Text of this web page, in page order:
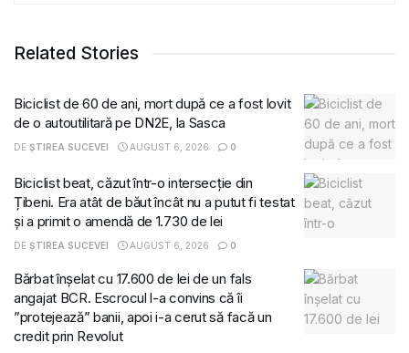
Related Stories
Biciclist de 60 de ani, mort după ce a fost lovit
de o autoutilitară pe DN2E, la Sasca
DE ȘTIREA SUCEVEI AUGUST 6, 2026 0
Biciclist beat, căzut într-o intersecție din
Țibeni. Era atât de băut încât nu a putut fi testat
și a primit o amendă de 1.730 de lei
DE ȘTIREA SUCEVEI AUGUST 6, 2026 0
Bărbat înșelat cu 17.600 de lei de un fals
angajat BCR. Escrocul l-a convins că îi
”protejează” banii, apoi i-a cerut să facă un
credit prin Revolut